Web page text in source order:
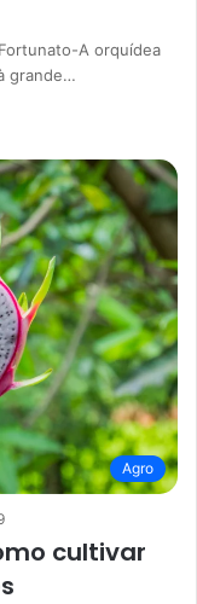
A orquídea
grande…
Agro
cultivar